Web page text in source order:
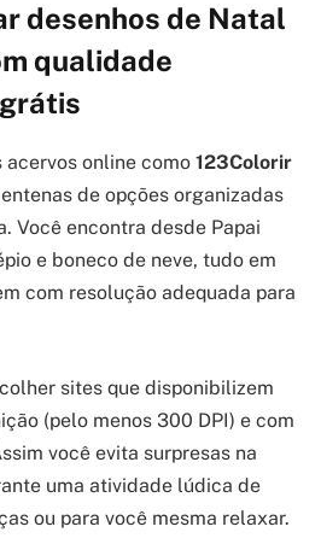
desenhos de Natal
qualidade
acervos online como 123Colorir
de opções organizadas
Você encontra desde Papai
e boneco de neve, tudo em
com resolução adequada para
sites que disponibilizem
(pelo menos 300 DPI) e com
você evita surpresas na
uma atividade lúdica de
ou para você mesma relaxar.